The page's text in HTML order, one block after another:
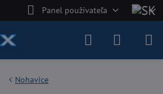
Panel používateľa
Nohavice